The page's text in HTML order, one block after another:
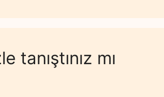
tanıştınız mı